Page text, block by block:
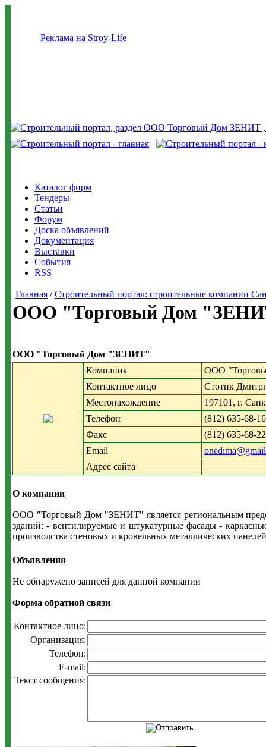
Реклама на Stroy-Life
Каталог фирм
Тендеры
Статьи
Форум
Доска объявлений
Документация
Выставки
События
RSS
Главная /Строительный портал: строительные компании
ООО "Торговый Дом
ООО "Торговый Дом "ЗЕНИТ"
Компания
ООО
Контактное лицо
Стотик
Местонахождение
197101, г.
Телефон
(812) 635-68-16
Факс
(812) 635-68-22
Email
Адрес сайта
О компании
ООО "Торговый Дом "ЗЕНИТ" является региональным
зданий: - вентилируемые и штукатурные фасады -
производства стеновых и кровельных металлических
Объявления
Не обнаружено записей для данной компании
Форма обратной связи
Контактное лицо:
Организация:
Телефон:
E-mail:
Текст сообщения: